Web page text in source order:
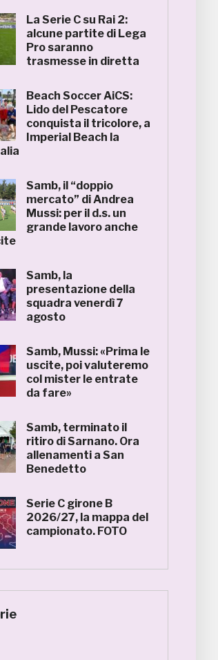
La Serie C su Rai 2:
alcune partite di Lega
Pro saranno
trasmesse in diretta
Beach Soccer AiCS:
Lido del Pescatore
conquista il tricolore, a
Imperial Beach la
Samb, il “doppio
mercato” di Andrea
Mussi: per il d.s. un
grande lavoro anche
Samb, la
presentazione della
squadra venerdì 7
agosto
Samb, Mussi: «Prima le
uscite, poi valuteremo
col mister le entrate
da fare»
Samb, terminato il
ritiro di Sarnano. Ora
allenamenti a San
Benedetto
Serie C girone B
2026/27, la mappa del
campionato. FOTO